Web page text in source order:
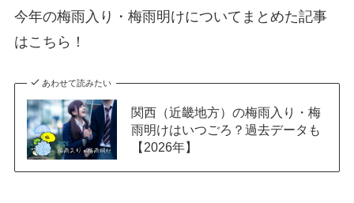
今年の梅雨入り・梅雨明けについてまとめた記事
はこちら！
あわせて読みたい
関西（近畿地方）の梅雨入り・梅
雨明けはいつごろ？過去データも
【2026年】